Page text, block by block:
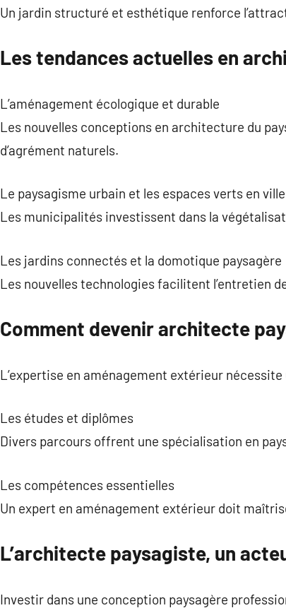
Un jardin structuré et esthétique renforce
Les tendances actuelles en
L’aménagement écologique et durable
Les nouvelles conceptions en architecture du
d’agrément naturels.
Le paysagisme urbain et les espaces verts en ville
Les municipalités investissent dans la
Les jardins connectés et la domotique paysagère
Les nouvelles technologies facilitent l’entretien
Comment devenir architecte
L’expertise en aménagement extérieur
Les études et diplômes
Divers parcours offrent une spécialisation en
Les compétences essentielles
Un expert en aménagement extérieur doit
L’architecte paysagiste, un
Investir dans une conception paysagère